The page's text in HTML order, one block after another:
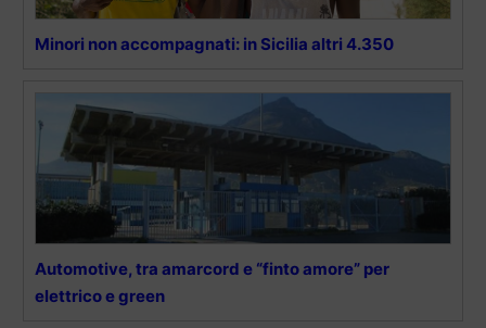
Minori non accompagnati: in Sicilia altri 4.350
Automotive, tra amarcord e “finto amore” per
elettrico e green